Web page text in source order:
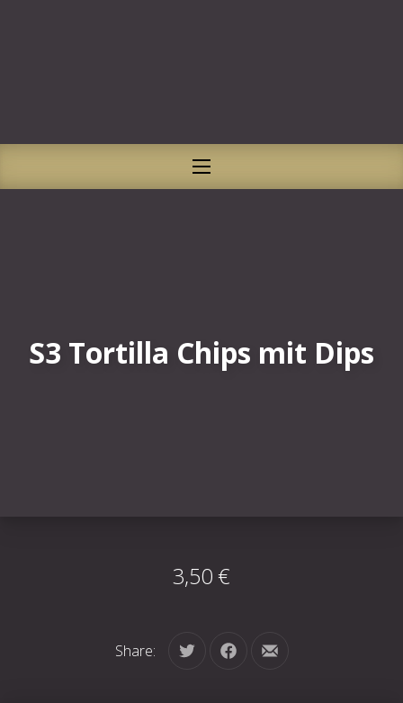
NAVIGATION
S3 Tortilla Chips mit Dips
3,50 €
Share: Tweet Share on Facebook
Share by Email